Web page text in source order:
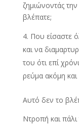
ζημιώνοντάς
βλέπατε;
Που είσαστε
και να
του ότι επί
ρεύμα ακόμη και
Αυτό δεν το
Ντροπή και πάλι